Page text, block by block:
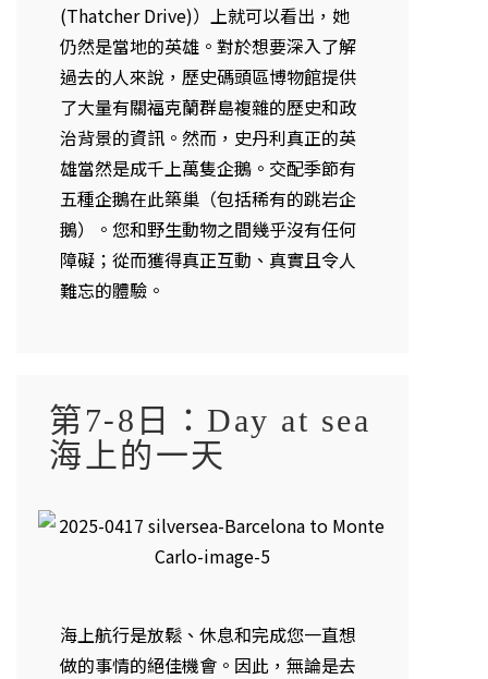
(Thatcher Drive)）上就可以看出，她
仍然是當地的英雄。對於想要深入了解
過去的人來說，歷史碼頭區博物館提供
了大量有關福克蘭群島複雜的歷史和政
治背景的資訊。然而，史丹利真正的英
雄當然是成千上萬隻企鵝。交配季節有
五種企鵝在此築巢（包括稀有的跳岩企
鵝）。您和野生動物之間幾乎沒有任何
障礙；從而獲得真正互動、真實且令人
難忘的體驗。
第7-8日：Day at sea
海上的一天
海上航行是放鬆、休息和完成您一直想
做的事情的絕佳機會。因此，無論是去